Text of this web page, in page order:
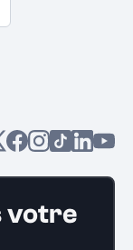
votre